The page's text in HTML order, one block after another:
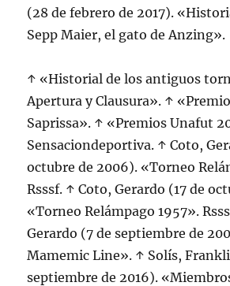
(28 de febrero de 2017).
Sepp Maier, el gato de Anzing».
↑ «Historial de los antiguos
Apertura y Clausura». ↑
Saprissa». ↑ «Premios Unafut
Sensaciondeportiva. ↑ Coto,
octubre de 2006). «Torneo
Rsssf. ↑ Coto, Gerardo (17 de
«Torneo Relámpago 1957».
Gerardo (7 de septiembre de
Mamemic Line». ↑ Solís,
septiembre de 2016).